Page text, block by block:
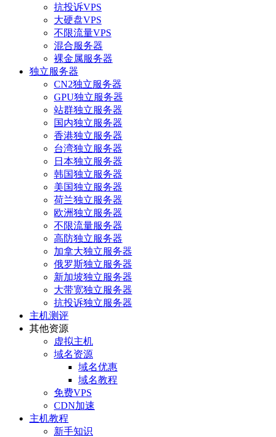
抗投诉VPS
大硬盘VPS
不限流量VPS
混合服务器
裸金属服务器
独立服务器
CN2独立服务器
GPU独立服务器
站群独立服务器
国内独立服务器
香港独立服务器
台湾独立服务器
日本独立服务器
韩国独立服务器
美国独立服务器
荷兰独立服务器
欧洲独立服务器
不限流量服务器
高防独立服务器
加拿大独立服务器
俄罗斯独立服务器
新加坡独立服务器
大带宽独立服务器
抗投诉独立服务器
主机测评
其他资源
虚拟主机
域名资源
域名优惠
域名教程
免费VPS
CDN加速
主机教程
新手知识